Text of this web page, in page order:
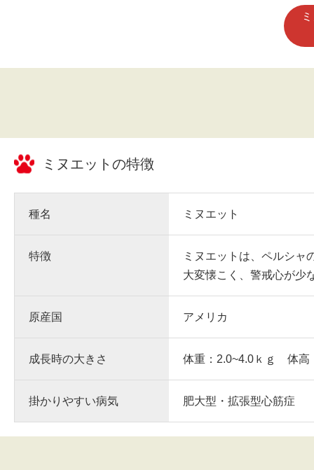
ミヌエット の特徴
種名 ミヌエット
特徴
ミヌエットは、ペルシャ
大変懐こく、警戒心が少
原産国 アメリカ
成長時の大きさ 体重：2.0~4.0ｋｇ 体高
掛かりやすい病気 肥大型・拡張型心筋症